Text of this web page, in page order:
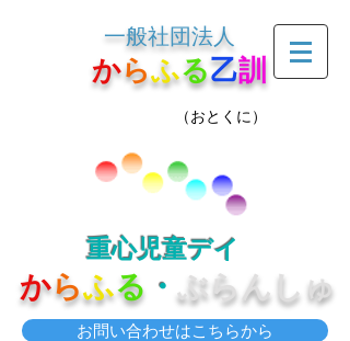
一般社団法人
からふる乙訓
（おとくに）
重心児童デイ
からふる ・ ぶらんしゅ
お問い合わせはこちらから